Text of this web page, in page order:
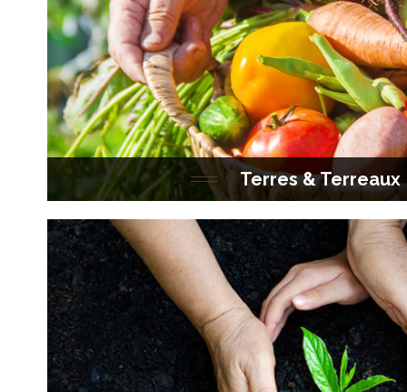
Terres & Terreaux
Découvrez ici LES GAMMES des terres &
Terreactuelle.
Découvrez ici la gamme des amendements
marque Terreactuelle.